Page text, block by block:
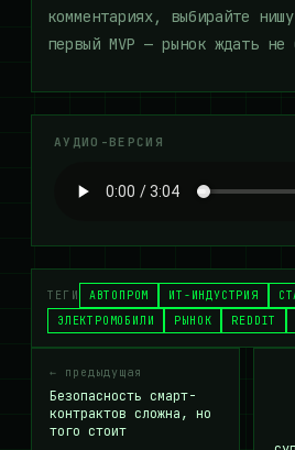
комментариях, выбирайте
первый MVP — рынок ждать не
АУДИО-ВЕРСИЯ
ТЕГИ АВТОПРОМ ИТ-ИНДУСТРИЯ
ЭЛЕКТРОМОБИЛИ
РЫНОК REDDIT
← предыдущая
Безопасность смарт-
контрактов сложна, но
того стоит